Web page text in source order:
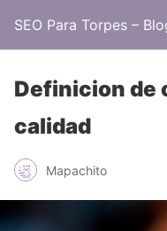
SEO Para Torpes –
Definicion de
calidad
Mapachito